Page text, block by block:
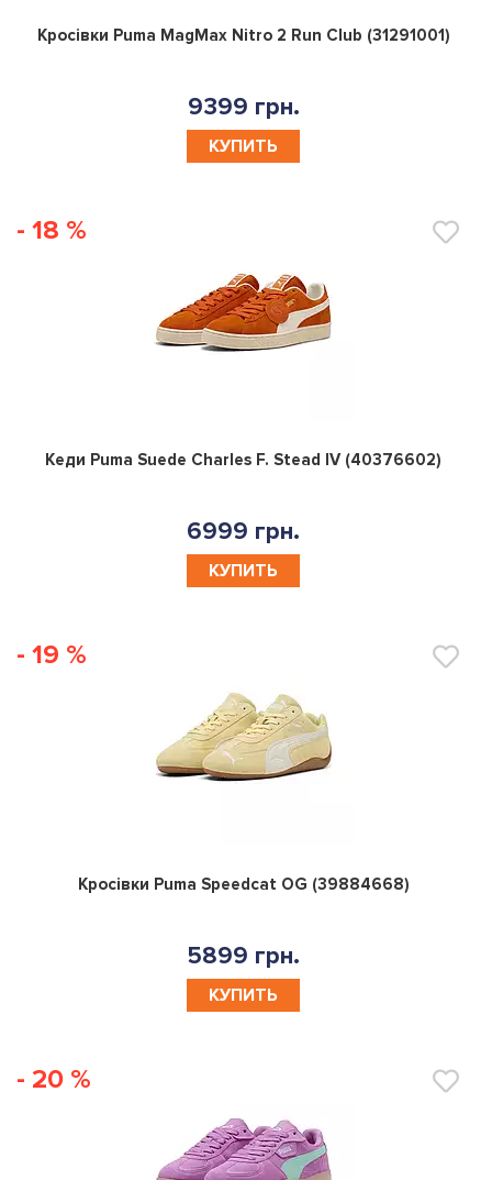
0
Кросівки Puma MagMax Nitro 2 Run Club (31291001)
9399 грн.
КУПИТЬ
- 18 %
0
Кеди Puma Suede Charles F. Stead IV (40376602)
6999 грн.
КУПИТЬ
- 19 %
0
Кросівки Puma Speedcat OG (39884668)
5899 грн.
КУПИТЬ
- 20 %